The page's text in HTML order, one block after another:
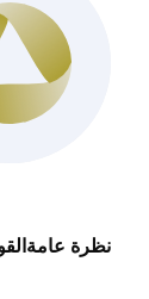
نظرة عامة